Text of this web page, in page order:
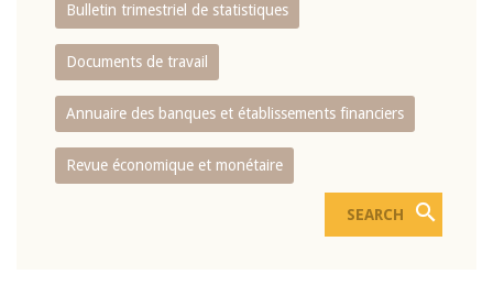
Bulletin trimestriel de statistiques
Documents de travail
Annuaire des banques et établissements financiers
Revue économique et monétaire